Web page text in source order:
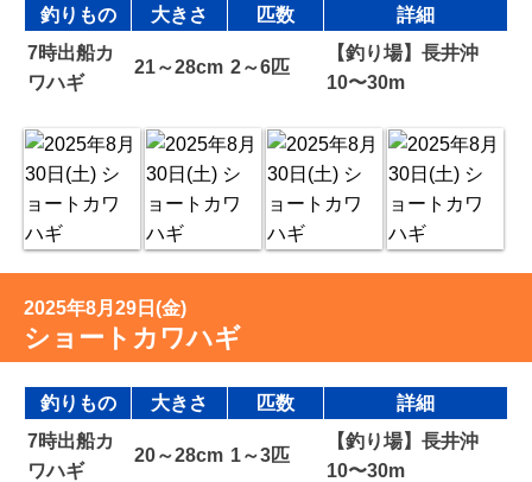
釣りもの 大きさ 匹数
詳細
7時出船カ
ワハギ
21～28cm 2～6匹
【釣り場】長井沖
10〜30m
2025年8月29日(金)
ショートカワハギ
釣りもの 大きさ 匹数
詳細
7時出船カ
ワハギ
20～28cm 1～3匹
【釣り場】長井沖
10〜30m